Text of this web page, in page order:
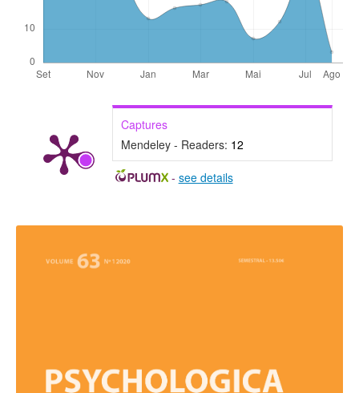
Captures
Mendeley - Readers: 12
- see details